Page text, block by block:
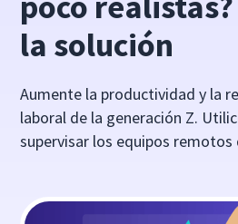
la solución
Aumente la productividad y la
laboral de la generación Z.
supervisar los equipos